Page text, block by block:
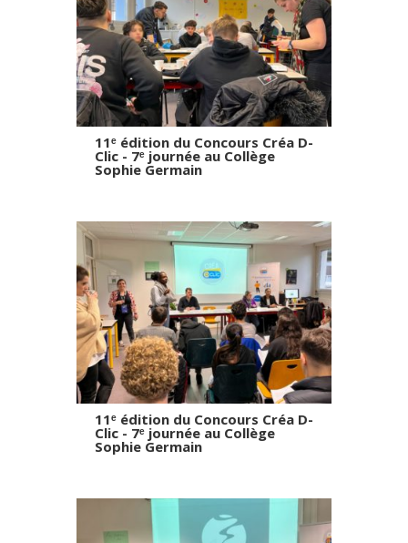
11ᵉ édition du Concours Créa D-
Clic - 7ᵉ journée au Collège
Sophie Germain
11ᵉ édition du Concours Créa D-
Clic - 7ᵉ journée au Collège
Sophie Germain